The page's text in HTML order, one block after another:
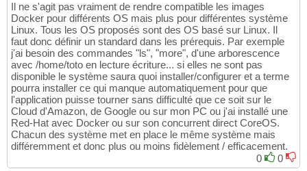
Il ne s'agit pas vraiment de rendre compatible les images
Docker pour différents OS mais plus pour différentes système
Linux. Tous les OS proposés sont des OS basé sur Linux. Il
faut donc définir un standard dans les prérequis. Par exemple
j'ai besoin des commandes "ls", "more", d'une arborescence
avec /home/toto en lecture écriture... si elles ne sont pas
disponible le système saura quoi installer/configurer et a terme
pourra installer ce qui manque automatiquement pour que
l'application puisse tourner sans difficulté que ce soit sur le
Cloud d'Amazon, de Google ou sur mon PC ou j'ai installé une
Red-Hat avec Docker ou sur son concurrent direct CoreOS.
Chacun des système met en place le même système mais
différemment et donc plus ou moins fidèlement / efficacement.
0
0